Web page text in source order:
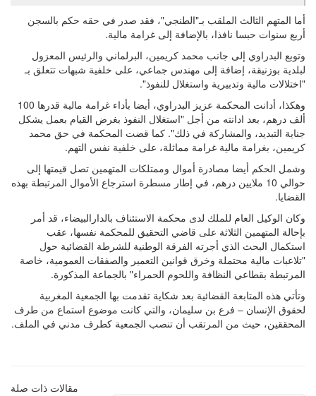
أما المتهم الثالث الملقب بـ"الطنجي"، فقد صدر في حقه حكم بالسجن
أربع سنوات حبسا نافذا، بالإضافة إلى غرامة مالية.
وتوبع البدراوي إلى جانب محمد كريمين، البرلماني والرئيس المعزول
لبلدية بوزنيقة، إضافة إلى مهندس جماعي، على خلفية شبهات تتعلق بـ
"اختلالات مالية وتدبيرية واستغلال للنفوذ".
وهكذا، أدانت المحكمة عزيز البدراوي، أيضا بأداء غرامة مالية قدرها 100
ألف درهم، بعد ادانته من أجل "استغلال النفوذ بغرض القيام بعمل يشكل
جناية التبديد، والمشاركة في ذلك". كما قضت المحكمة في حق محمد
كريمين، بغرامة مالية غرامة مماثلة، على خلفية نفس التهم.
وشمل الحكم أيضا مصادرة أموال وممتلكات المتهمين تصل قيمتها إلى
حوالي 10 ملايين درهم، في إطار مسطرة استرجاع الأموال المرتبطة بهذه
القضايا.
وكان الوكيل العام للملك لدى محكمة الاستئناف بالدارالبيضاء، قد أمر
بإحالة المتهمين الثلاثة على قاضي التحقيق للمحكمة نفسها، عقب
استكمال البحث الذي أجرته الفرقة الوطنية للشرطة القضائية حول
"تلاعبات مالية محتملة وخرق قوانين التعمير والصفقات العمومية، خاصة
المرتبطة بقطاعي النظافة واللحوم الحمراء" بالجماعة المذكورة.
وتأتي هذه المتابعة القضائية بعد شكاية تقدمت بها الجمعية المغربية
لحقوق الإنسان – فرع بن سليمان، والتي كانت موضوع استماع من طرف
المحققين، حيث من المرتقب أن تنصب الجمعية كطرف مدني في الملف.
مقالات ذات صلة